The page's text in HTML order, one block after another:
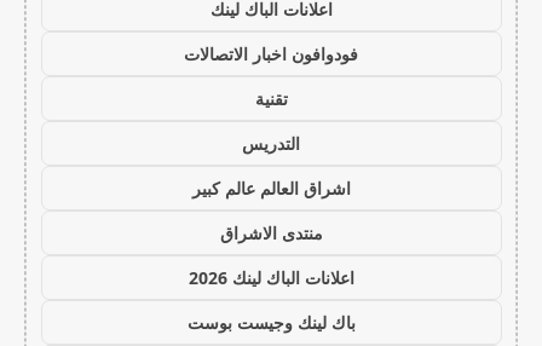
اعلانات الباك لينك
فودوافون اخبار الاتصالات
تقنية
التدريس
اشراق العالم عالم كبير
منتدى الاشراق
اعلانات الباك لينك 2026
باك لينك وجيست بوست